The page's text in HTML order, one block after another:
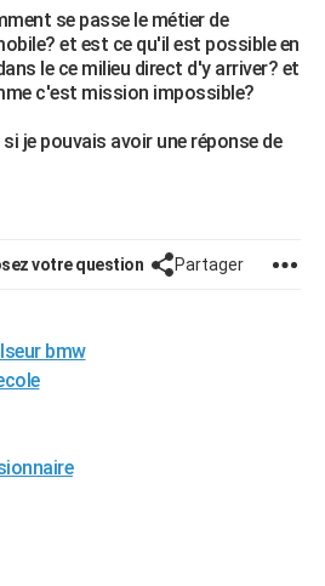
se passe le métier de
et est ce qu'il est possible en
le ce milieu direct d'y arriver? et
c'est mission impossible?
je pouvais avoir une réponse de
votre question Partager
bmw